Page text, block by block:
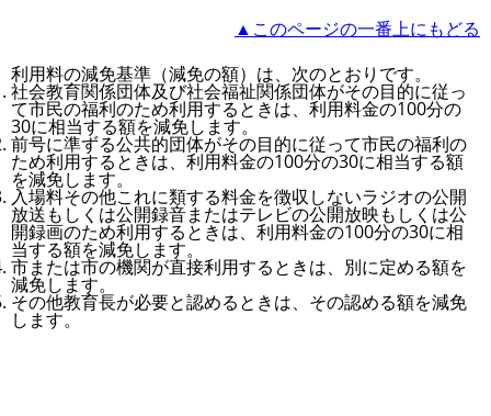
▲このページの一番上にもどる
利用料の減免基準（減免の額）は、次のとおりです。
社会教育関係団体及び社会福祉関係団体がその目的に従っ
て市民の福利のため利用するときは、利用料金の100分の
30に相当する額を減免します。
前号に準ずる公共的団体がその目的に従って市民の福利の
ため利用するときは、利用料金の100分の30に相当する額
を減免します。
入場料その他これに類する料金を徴収しないラジオの公開
放送もしくは公開録音またはテレビの公開放映もしくは公
開録画のため利用するときは、利用料金の100分の30に相
当する額を減免します。
市または市の機関が直接利用するときは、別に定める額を
減免します。
その他教育長が必要と認めるときは、その認める額を減免
します。